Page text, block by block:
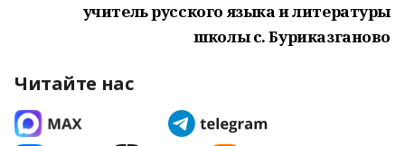
учитель русского языка и литературы
школы с. Буриказганово
Читайте нас